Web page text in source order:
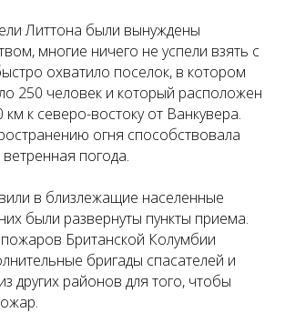
Литтона были вынуждены
многие ничего не успели взять с
охватило поселок, в котором
250 человек и который расположен
к северо-востоку от Ванкувера.
огня способствовала
погода.
в близлежащие населенные
были развернуты пункты приема.
Британской Колумбии
бригады спасателей и
других районов для того, чтобы